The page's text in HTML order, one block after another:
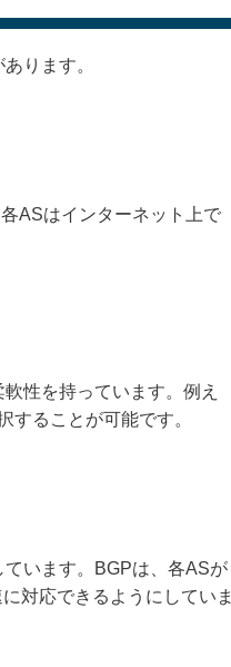
ります。
ASはインターネット上で
性を持っています。例え
ることが可能です。
います。BGPは、各ASが
対応できるようにしていま